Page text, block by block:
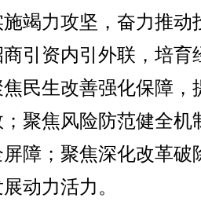
竭力攻坚，奋力推动
引资内引外联，培育
民生改善强化保障，
聚焦风险防范健全机
障；聚焦深化改革破
动力活力。